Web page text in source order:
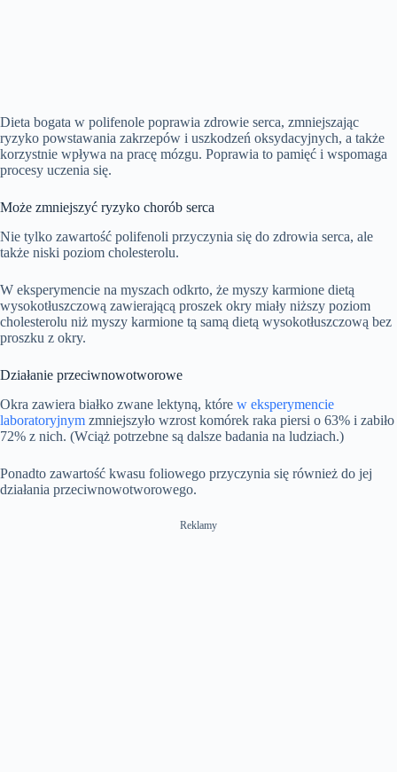
Dieta bogata w polifenole poprawia zdrowie serca, zmniejszając
ryzyko powstawania zakrzepów i uszkodzeń oksydacyjnych, a także
korzystnie wpływa na pracę mózgu. Poprawia to pamięć i wspomaga
procesy uczenia się.
Może zmniejszyć ryzyko chorób serca
Nie tylko zawartość polifenoli przyczynia się do zdrowia serca, ale
także niski poziom cholesterolu.
W eksperymencie na myszach odkrto, że myszy karmione dietą
wysokotłuszczową zawierającą proszek okry miały niższy poziom
cholesterolu niż myszy karmione tą samą dietą wysokotłuszczową bez
proszku z okry.
Działanie przeciwnowotworowe
Okra zawiera białko zwane lektyną, które w eksperymencie
laboratoryjnym zmniejszyło wzrost komórek raka piersi o 63% i zabiło
72% z nich. (Wciąż potrzebne są dalsze badania na ludziach.)
Ponadto zawartość kwasu foliowego przyczynia się również do jej
działania przeciwnowotworowego.
Reklamy